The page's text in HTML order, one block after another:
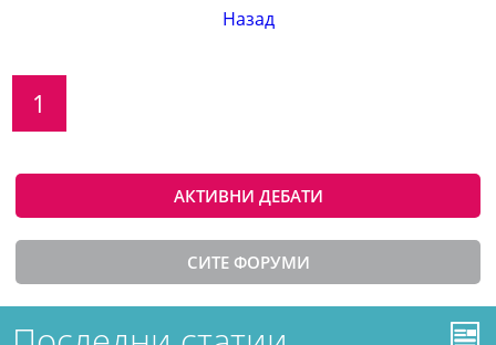
Назад
1
АКТИВНИ ДЕБАТИ
СИТЕ ФОРУМИ